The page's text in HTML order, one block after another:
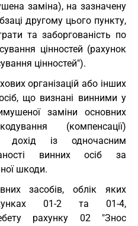
заміна), на зазначену
другому цього пункту,
та заборгованість по
цінностей (рахунок
цінностей").
організацій або інших
що визнані винними у
заміни основних
(компенсації)
дохід із одночасним
винних осіб за
шкоди.
засобів, облік яких
01-2 та 01-4,
рахунку 02 "Знос